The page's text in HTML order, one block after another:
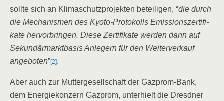
soll­te sich an Kli­ma­schutz­pro­jek­ten betei­li­gen, “die durch
die Mecha­nis­men des Kyo­to-Pro­to­kolls Emis­si­ons­zer­ti­fi­
ka­te her­vor­brin­gen. Die­se Zer­ti­fi­ka­te wer­den dann auf
Sekun­där­markt­ba­sis Anle­gern für den Wei­ter­ver­kauf
ange­bo­ten”[2].
Aber auch zur Mut­ter­ge­sell­schaft der Gaz­prom-Bank,
dem Ener­gie­kon­zern Gaz­prom, unter­hielt die Dresd­ner